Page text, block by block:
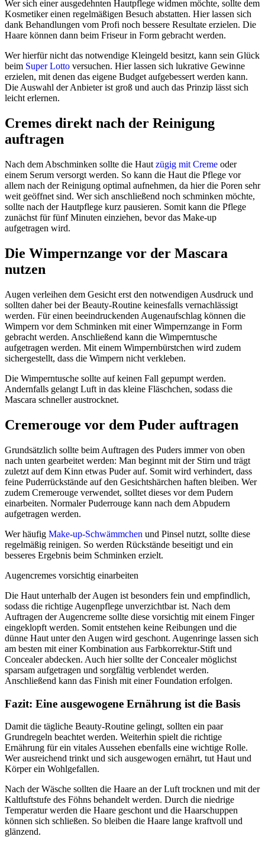
Wer sich einer ausgedehnten Hautpflege widmen möchte, sollte dem
Kosmetiker einen regelmäßigen Besuch abstatten. Hier lassen sich
dank Behandlungen vom Profi noch bessere Resultate erzielen. Die
Haare können dann beim Friseur in Form gebracht werden.
Wer hierfür nicht das notwendige Kleingeld besitzt, kann sein Glück
beim Super Lotto versuchen. Hier lassen sich lukrative Gewinne
erzielen, mit denen das eigene Budget aufgebessert werden kann.
Die Auswahl der Anbieter ist groß und auch das Prinzip lässt sich
leicht erlernen.
Cremes direkt nach der Reinigung
auftragen
Nach dem Abschminken sollte die Haut zügig mit Creme oder
einem Serum versorgt werden. So kann die Haut die Pflege vor
allem nach der Reinigung optimal aufnehmen, da hier die Poren sehr
weit geöffnet sind. Wer sich anschließend noch schminken möchte,
sollte nach der Hautpflege kurz pausieren. Somit kann die Pflege
zunächst für fünf Minuten einziehen, bevor das Make-up
aufgetragen wird.
Die Wimpernzange vor der Mascara
nutzen
Augen verleihen dem Gesicht erst den notwendigen Ausdruck und
sollten daher bei der Beauty-Routine keinesfalls vernachlässigt
werden. Für einen beeindruckenden Augenaufschlag können die
Wimpern vor dem Schminken mit einer Wimpernzange in Form
gebracht werden. Anschließend kann die Wimperntusche
aufgetragen werden. Mit einem Wimpernbürstchen wird zudem
sichergestellt, dass die Wimpern nicht verkleben.
Die Wimperntusche sollte auf keinen Fall gepumpt werden.
Andernfalls gelangt Luft in das kleine Fläschchen, sodass die
Mascara schneller austrocknet.
Cremerouge vor dem Puder auftragen
Grundsätzlich sollte beim Auftragen des Puders immer von oben
nach unten gearbeitet werden: Man beginnt mit der Stirn und trägt
zuletzt auf dem Kinn etwas Puder auf. Somit wird verhindert, dass
feine Puderrückstände auf den Gesichtshärchen haften bleiben. Wer
zudem Cremerouge verwendet, solltet dieses vor dem Pudern
einarbeiten. Normaler Puderrouge kann nach dem Abpudern
aufgetragen werden.
Wer häufig Make-up-Schwämmchen und Pinsel nutzt, sollte diese
regelmäßig reinigen. So werden Rückstände beseitigt und ein
besseres Ergebnis beim Schminken erzielt.
Augencremes vorsichtig einarbeiten
Die Haut unterhalb der Augen ist besonders fein und empfindlich,
sodass die richtige Augenpflege unverzichtbar ist. Nach dem
Auftragen der Augencreme sollte diese vorsichtig mit einem Finger
eingeklopft werden. Somit entstehen keine Reibungen und die
dünne Haut unter den Augen wird geschont. Augenringe lassen sich
am besten mit einer Kombination aus Farbkorrektur-Stift und
Concealer abdecken. Auch hier sollte der Concealer möglichst
sparsam aufgetragen und sorgfältig verblendet werden.
Anschließend kann das Finish mit einer Foundation erfolgen.
Fazit: Eine ausgewogene Ernährung ist die Basis
Damit die tägliche Beauty-Routine gelingt, sollten ein paar
Grundregeln beachtet werden. Weiterhin spielt die richtige
Ernährung für ein vitales Aussehen ebenfalls eine wichtige Rolle.
Wer ausreichend trinkt und sich ausgewogen ernährt, tut Haut und
Körper ein Wohlgefallen.
Nach der Wäsche sollten die Haare an der Luft trocknen und mit der
Kaltluftstufe des Föhns behandelt werden. Durch die niedrige
Temperatur werden die Haare geschont und die Haarschuppen
können sich schließen. So bleiben die Haare lange kraftvoll und
glänzend.